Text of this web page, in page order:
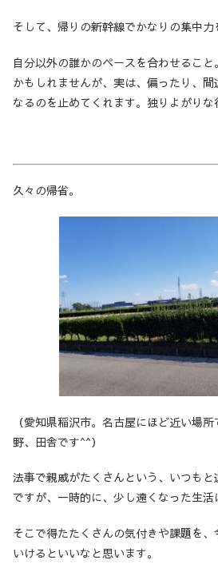
そして、帰りの新幹線でかなりの集中力
自分以外の誰かのペースを合わせるこ
かもしれませんが、実は、偏ったり、
なるのを止めてくれます。独りよがりな
久々の帰省。
（愛知県稲沢市。名古屋にほど近い場
野、田舎です^^）
法事で親戚がたくさんという、いつも
ですが、一時的に、少し遠くなった生活
そこで得たたくさんの気付きや課題を
いけるといいなと思います。